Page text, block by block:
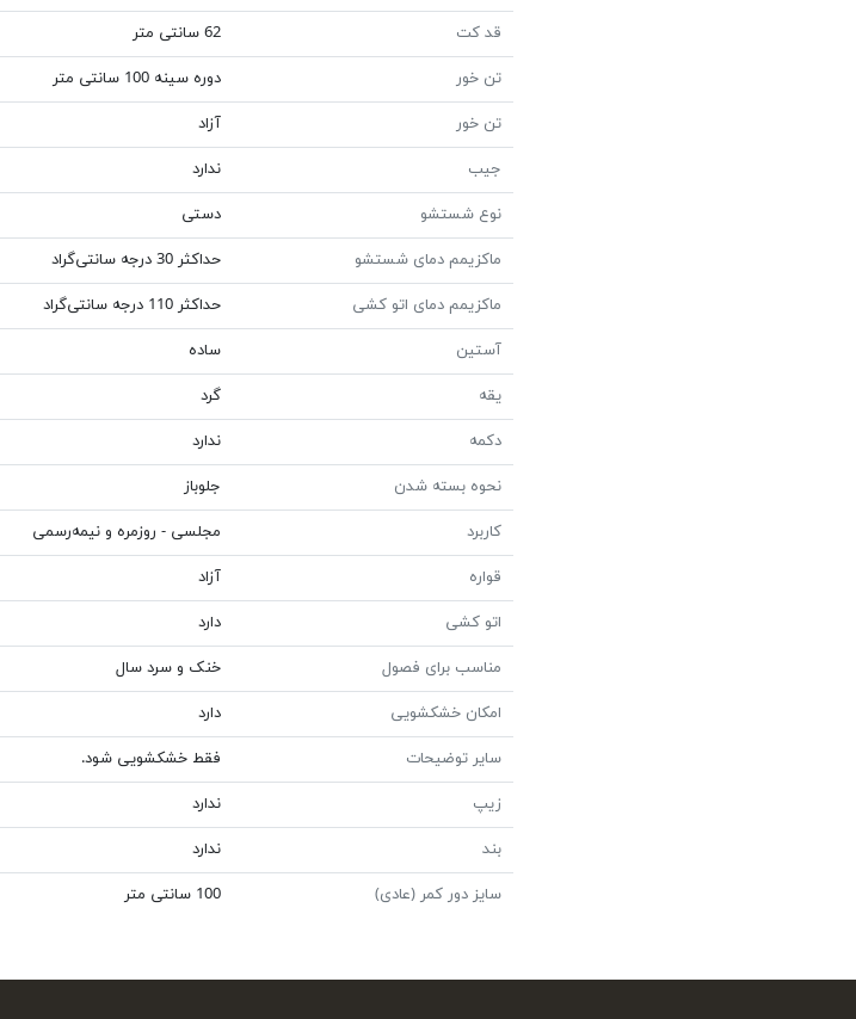
قد کت 62 سانتی متر
تن خور دوره سینه 100 سانتی متر
تن خور آزاد
جیب ندارد
نوع شستشو دستی
ماکزیمم دمای شستشو حداکثر 30 درجه سانتی‌گراد
ماکزیمم دمای اتو کشی حداکثر 110 درجه سانتی‌گراد
آستین ساده
یقه گرد
دکمه ندارد
نحوه بسته شدن جلوباز
کاربرد مجلسی - روزمره و نیمه‌رسمی
قواره آزاد
اتو کشی دارد
مناسب برای فصول خنک و سرد سال
امکان خشکشویی دارد
سایر توضیحات فقط خشکشویی شود.
زیپ ندارد
بند ندارد
سایز دور کمر (عادی) 100 سانتی متر